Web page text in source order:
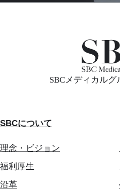
SBCメディカルグ
SBCについて
理念・ビジョン
福利厚生
沿革